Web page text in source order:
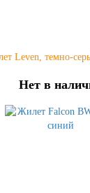
Leven, темно-
Нет в